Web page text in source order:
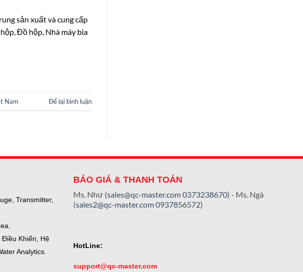
sản xuất và cung cấp
Đồ hộp, Nhà máy bia
Nam Để lại bình luận
Transmitter,
Khiển, Hệ
Analytics.
BÁO GIÁ & THANH TOÁN
Ms. Như (sales@qc-master.com0373238670) - Ms. Ngà
(sales2@qc-master.com0937856572)
HotLine:
support@qc-master.com